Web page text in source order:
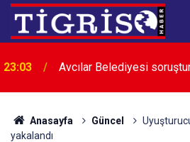
23:03 Avcılar Belediyesi
Anasayfa Güncel
yakalandı